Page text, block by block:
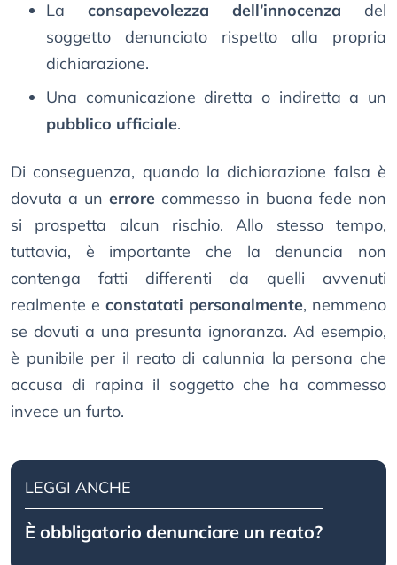
La consapevolezza dell’innocenza del
soggetto denunciato rispetto alla propria
dichiarazione.
Una comunicazione diretta o indiretta a un
pubblico ufficiale.
Di conseguenza, quando la dichiarazione falsa è
dovuta a un errore commesso in buona fede non
si prospetta alcun rischio. Allo stesso tempo,
tuttavia, è importante che la denuncia non
contenga fatti differenti da quelli avvenuti
realmente e constatati personalmente, nemmeno
se dovuti a una presunta ignoranza. Ad esempio,
è punibile per il reato di calunnia la persona che
accusa di rapina il soggetto che ha commesso
invece un furto.
LEGGI ANCHE
È obbligatorio denunciare un reato?